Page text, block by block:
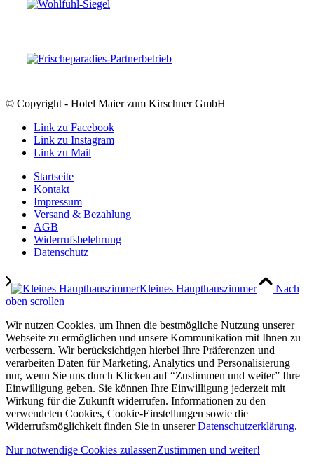
© Copyright - Hotel Maier zum Kirschner GmbH
Link zu Facebook
Link zu Instagram
Link zu Mail
Startseite
Kontakt
Impressum
Versand & Bezahlung
AGB
Widerrufsbelehrung
Datenschutz
Kleines Haupthauszimmer
Nach
oben scrollen
Wir nutzen Cookies, um Ihnen die bestmögliche Nutzung unserer
Webseite zu ermöglichen und unsere Kommunikation mit Ihnen zu
verbessern. Wir berücksichtigen hierbei Ihre Präferenzen und
verarbeiten Daten für Marketing, Analytics und Personalisierung
nur, wenn Sie uns durch Klicken auf “Zustimmen und weiter” Ihre
Einwilligung geben. Sie können Ihre Einwilligung jederzeit mit
Wirkung für die Zukunft widerrufen. Informationen zu den
verwendeten Cookies, Cookie-Einstellungen sowie die
Widerrufsmöglichkeit finden Sie in unsererDatenschutzerklärung.
Nur notwendige Cookies zulassenZustimmen und weiter!